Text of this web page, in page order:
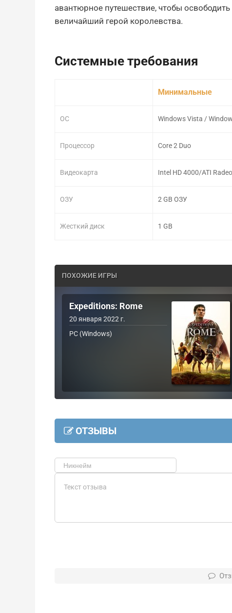
авантюрное путешествие, чтобы
величайший герой королевства.
Системные требования
ОС
Процессор
Видеокарта
ОЗУ
Жесткий диск
Минимальные
Windows Vista /
Core 2 Duo
Intel HD 4000/ATI
2 GB ОЗУ
1 GB
ПОХОЖИЕ ИГРЫ
Expeditions: Rome
20 января 2022 г.
PC (Windows)
ОТЗЫВЫ